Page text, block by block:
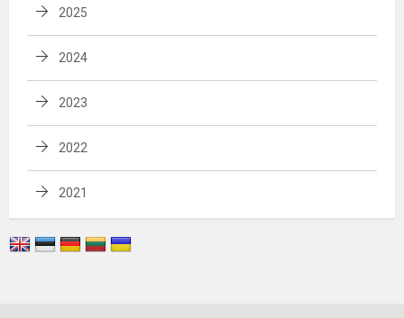
2025
2024
2023
2022
2021